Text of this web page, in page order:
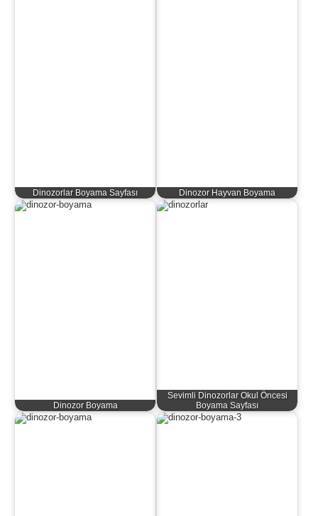
Dinozorlar Boyama Sayfası Dinozor Hayvan Boyama
Dinozor Boyama
Sevimli Dinozorlar Okul Öncesi
Boyama Sayfası